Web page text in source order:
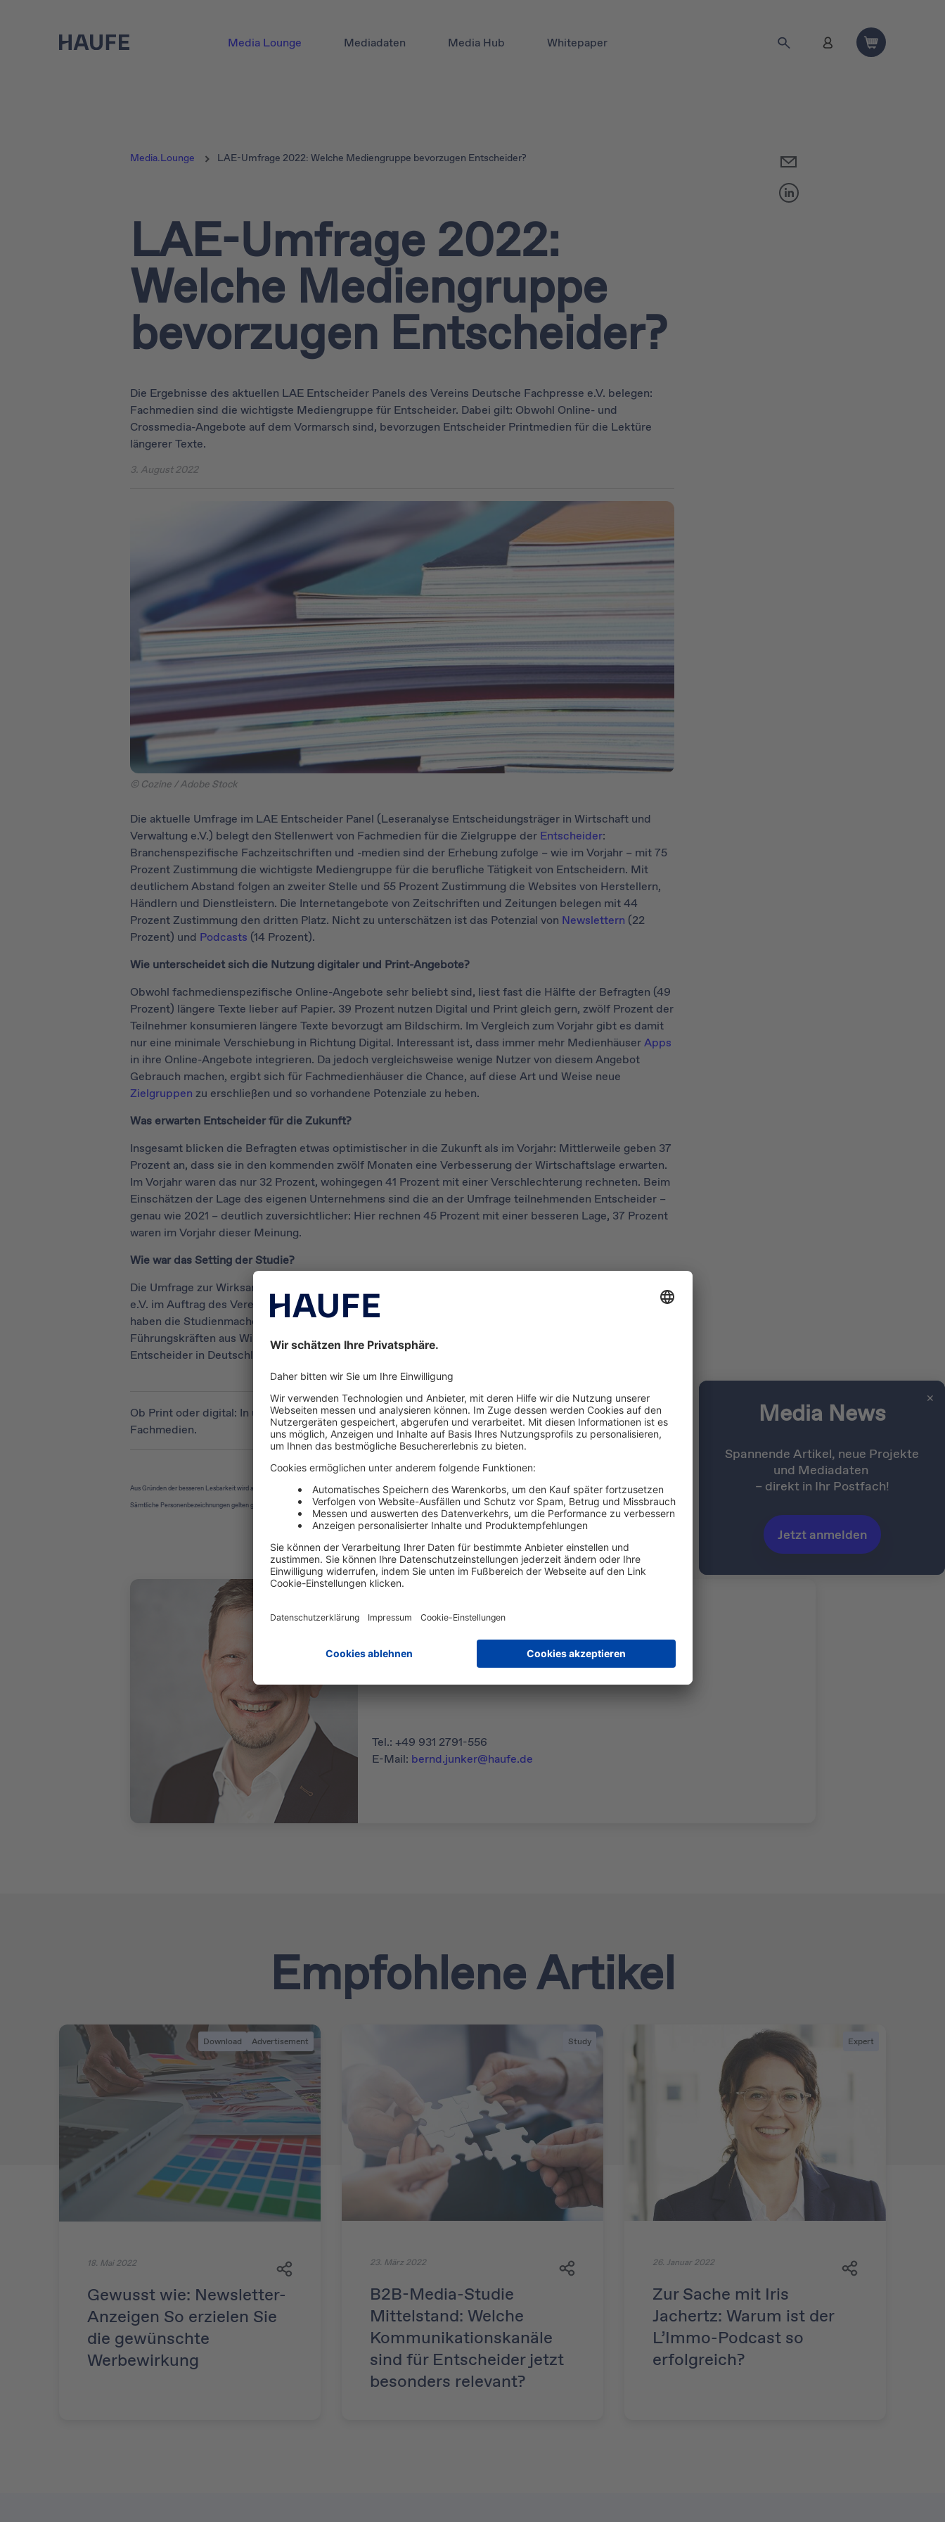
Media Lounge Mediadaten Media Hub Whitepaper
Media.Lounge LAE-Umfrage 2022: Welche Mediengruppe bevorzugen Entscheider?
LAE-Umfrage 2022:
Welche Mediengruppe
bevorzugen Entscheider?
Die Ergebnisse des aktuellen LAE Entscheider Panels des Vereins Deutsche Fachpresse e.V. belegen:
Fachmedien sind die wichtigste Mediengruppe für Entscheider. Dabei gilt: Obwohl Online- und
Crossmedia-Angebote auf dem Vormarsch sind, bevorzugen Entscheider Printmedien für die Lektüre
längerer Texte.
3. August 2022
© Cozine / Adobe Stock
Die aktuelle Umfrage im LAE Entscheider Panel (Leseranalyse Entscheidungsträger in Wirtschaft und
Verwaltung e.V.) belegt den Stellenwert von Fachmedien für die Zielgruppe der Entscheider:
Branchenspezifische Fachzeitschriften und -medien sind der Erhebung zufolge – wie im Vorjahr – mit 75
Prozent Zustimmung die wichtigste Mediengruppe für die berufliche Tätigkeit von Entscheidern. Mit
deutlichem Abstand folgen an zweiter Stelle und 55 Prozent Zustimmung die Websites von Herstellern,
Händlern und Dienstleistern. Die Internetangebote von Zeitschriften und Zeitungen belegen mit 44
Prozent Zustimmung den dritten Platz. Nicht zu unterschätzen ist das Potenzial von Newslettern (22
Prozent) und Podcasts (14 Prozent).
Wie unterscheidet sich die Nutzung digitaler und Print-Angebote?
Obwohl fachmedienspezifische Online-Angebote sehr beliebt sind, liest fast die Hälfte der Befragten (49
Prozent) längere Texte lieber auf Papier. 39 Prozent nutzen Digital und Print gleich gern, zwölf Prozent der
Teilnehmer konsumieren längere Texte bevorzugt am Bildschirm. Im Vergleich zum Vorjahr gibt es damit
nur eine minimale Verschiebung in Richtung Digital. Interessant ist, dass immer mehr MedienhäuserApps
in ihre Online-Angebote integrieren. Da jedoch vergleichsweise wenige Nutzer von diesem Angebot
Gebrauch machen, ergibt sich für Fachmedienhäuser die Chance, auf diese Art und Weise neue
Zielgruppen zu erschließen und so vorhandene Potenziale zu heben.
Was erwarten Entscheider für die Zukunft?
Insgesamt blicken die Befragten etwas optimistischer in die Zukunft als im Vorjahr: Mittlerweile geben 37
Prozent an, dass sie in den kommenden zwölf Monaten eine Verbesserung der Wirtschaftslage erwarten.
Im Vorjahr waren das nur 32 Prozent, wohingegen 41 Prozent mit einer Verschlechterung rechneten. Beim
Einschätzen der Lage des eigenen Unternehmens sind die an der Umfrage teilnehmenden Entscheider –
genau wie 2021 – deutlich zuversichtlicher: Hier rechnen 45 Prozent mit einer besseren Lage, 37 Prozent
waren im Vorjahr dieser Meinung.
Wie war das Setting der Studie?
Die Umfrage zur Wirksamkeit von Werbung in Fachmedien hat LAE – Leseranalyse Entscheidungsträger
e.V. im Auftrag des Vereins Deutsche Fachpresse e.V. durchgeführt. Für das LAE Entscheider Panel
haben die Studienmacher im Zeitraum von Oktober 2020 bis März 2022 knapp 8.000 Interviews mit
Führungskräften aus Wirtschaft und Verwaltung geführt. Die Ergebnisse stehen für rund 3,07 Millionen
Entscheider in Deutschland.
Ob Print oder digital: In unserenMediadaten finden Sie alle Informationen zu unseren etablierten
Fachmedien.
Aus Gründen der besseren Lesbarkeit wird auf die gleichzeitige Verwendung der Sprachformen männlich, weiblich und divers verzichtet.
Sämtliche Personenbezeichnungen gelten gleichermaßen für alle Geschlechter.
Bernd Junker
Ihr Ansprechpartner bei Haufe Media Sales
Tel.: +49 931 2791-556
E-Mail: bernd.junker@haufe.de
Media News
Spannende Artikel, neue Projekte
und Mediadaten
– direkt in Ihr Postfach!
Jetzt anmelden
✕
Empfohlene Artikel
Download Advertisement
18. Mai 2022
Gewusst wie: Newsletter-
Anzeigen So erzielen Sie
die gewünschte
Werbewirkung
Study
23. März 2022
B2B-Media-Studie
Mittelstand: Welche
Kommunikationskanäle
sind für Entscheider jetzt
besonders relevant?
Expert
26. Januar 2022
Zur Sache mit Iris
Jachertz: Warum ist der
L’Immo-Podcast so
erfolgreich?